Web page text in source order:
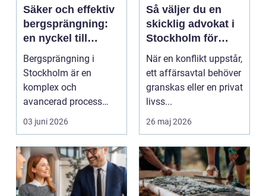
Säker och effektiv
bergsprängning:
en nyckel till
framgångsrika
byggprojekt
Bergsprängning i
Stockholm är en
komplex och
avancerad process
som spelar en central
roll ...
03 juni 2026
Så väljer du en
skicklig advokat i
Stockholm för
komplexa juridiska
utmaningar
När en konflikt uppstår,
ett affärsavtal behöver
granskas eller en privat
livss...
26 maj 2026